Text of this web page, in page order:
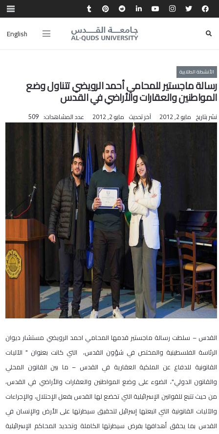
English
الأنشطة الطلابية
رسالة ماجستير للمحامي أحمد الرويضي تتناول وضع
المواطنين والعقارات والأراضي في القدس
نشر بتاريخ مايو 2, 2012 آخر تحديث مايو 2, 2012 عدد المشاهدات: 509
القدس – سلطت رسالة ماجستير قدمها المحامي احمد الرويضي مستشار ديوان
الرئاسة الفلسطينية والمختص في شؤون القدس، التي كانت بعنوان " الآليات
القانونية للدفاع عن الملكية العقارية في القدس – ما بين القانون المحلي
والقانون الدولي"، الضوء على وضع المواطنين والعقارات والأراضي في القدس،
من حيث تتبع للقوانين الإسرائيلية التي تخضع لها القدس بفعل الإحتلال، والإجراءات
والآليات القانونية التي اتبعتها إسرائيل لتحقيق سيطرتها على الأرض والإنسان في
القدس بما يحقق أهدافها بفرض سيطرتها الكاملة وتحديد المحاكم الإسرائيلية